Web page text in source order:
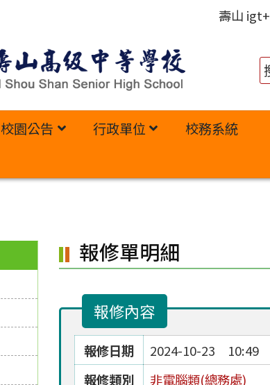
壽山 igt+
校園公告 行政單位 校務系統
報修單明細
報修內容
報修日期 2024-10-23 10:49
報修類別
非電腦類(總務處)